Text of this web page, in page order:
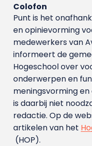
Colofon
Punt is het
en opinievorming
medewerkers van
informeert de
Hogeschool over
onderwerpen en
meningsvorming
is daarbij niet
redactie. Op de
artikelen van het
(HOP).